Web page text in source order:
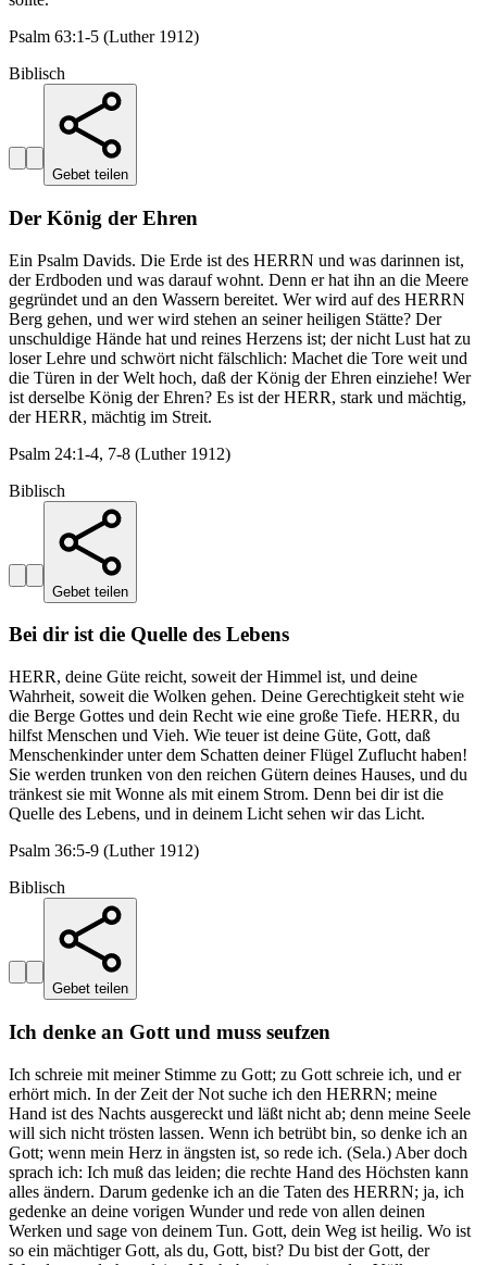
Psalm 63:1-5 (Luther 1912)
Biblisch
Gebet teilen
Der König der Ehren
Ein Psalm Davids. Die Erde ist des HERRN und was darinnen ist,
der Erdboden und was darauf wohnt. Denn er hat ihn an die Meere
gegründet und an den Wassern bereitet. Wer wird auf des HERRN
Berg gehen, und wer wird stehen an seiner heiligen Stätte? Der
unschuldige Hände hat und reines Herzens ist; der nicht Lust hat zu
loser Lehre und schwört nicht fälschlich: Machet die Tore weit und
die Türen in der Welt hoch, daß der König der Ehren einziehe! Wer
ist derselbe König der Ehren? Es ist der HERR, stark und mächtig,
der HERR, mächtig im Streit.
Psalm 24:1-4, 7-8 (Luther 1912)
Biblisch
Gebet teilen
Bei dir ist die Quelle des Lebens
HERR, deine Güte reicht, soweit der Himmel ist, und deine
Wahrheit, soweit die Wolken gehen. Deine Gerechtigkeit steht wie
die Berge Gottes und dein Recht wie eine große Tiefe. HERR, du
hilfst Menschen und Vieh. Wie teuer ist deine Güte, Gott, daß
Menschenkinder unter dem Schatten deiner Flügel Zuflucht haben!
Sie werden trunken von den reichen Gütern deines Hauses, und du
tränkest sie mit Wonne als mit einem Strom. Denn bei dir ist die
Quelle des Lebens, und in deinem Licht sehen wir das Licht.
Psalm 36:5-9 (Luther 1912)
Biblisch
Gebet teilen
Ich denke an Gott und muss seufzen
Ich schreie mit meiner Stimme zu Gott; zu Gott schreie ich, und er
erhört mich. In der Zeit der Not suche ich den HERRN; meine
Hand ist des Nachts ausgereckt und läßt nicht ab; denn meine Seele
will sich nicht trösten lassen. Wenn ich betrübt bin, so denke ich an
Gott; wenn mein Herz in ängsten ist, so rede ich. (Sela.) Aber doch
sprach ich: Ich muß das leiden; die rechte Hand des Höchsten kann
alles ändern. Darum gedenke ich an die Taten des HERRN; ja, ich
gedenke an deine vorigen Wunder und rede von allen deinen
Werken und sage von deinem Tun. Gott, dein Weg ist heilig. Wo ist
so ein mächtiger Gott, als du, Gott, bist? Du bist der Gott, der